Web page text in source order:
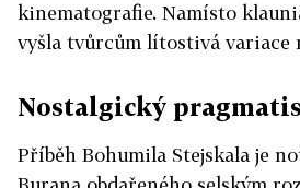
kinematografie. Namísto
vyšla tvůrcům lítostivá variace
Nostalgický
Příběh Bohumila Stejskala je